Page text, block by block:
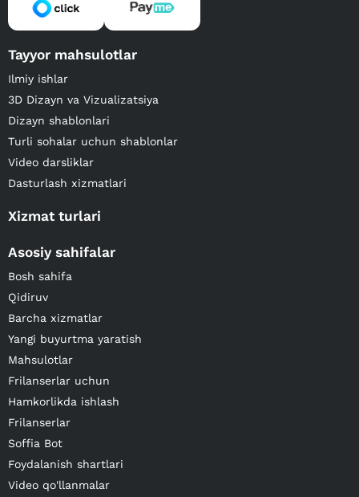
Tayyor mahsulotlar
Ilmiy ishlar
3D Dizayn va Vizualizatsiya
Dizayn shablonlari
Turli sohalar uchun shablonlar
Video darsliklar
Dasturlash xizmatlari
Xizmat turlari
Asosiy sahifalar
Bosh sahifa
Qidiruv
Barcha xizmatlar
Yangi buyurtma yaratish
Mahsulotlar
Frilanserlar uchun
Hamkorlikda ishlash
Frilanserlar
Soffia Bot
Foydalanish shartlari
Video qo'llanmalar